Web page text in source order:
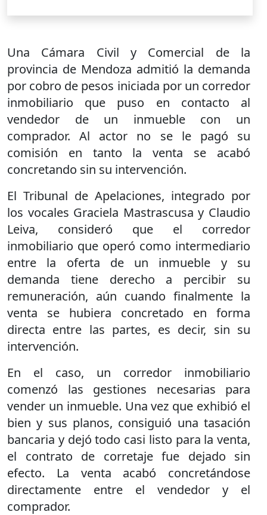
Una Cámara Civil y Comercial de la
provincia de Mendoza admitió la demanda
por cobro de pesos iniciada por un corredor
inmobiliario que puso en contacto al
vendedor de un inmueble con un
comprador. Al actor no se le pagó su
comisión en tanto la venta se acabó
concretando sin su intervención.
El Tribunal de Apelaciones, integrado por
los vocales Graciela Mastrascusa y Claudio
Leiva, consideró que el corredor
inmobiliario que operó como intermediario
entre la oferta de un inmueble y su
demanda tiene derecho a percibir su
remuneración, aún cuando finalmente la
venta se hubiera concretado en forma
directa entre las partes, es decir, sin su
intervención.
En el caso, un corredor inmobiliario
comenzó las gestiones necesarias para
vender un inmueble. Una vez que exhibió el
bien y sus planos, consiguió una tasación
bancaria y dejó todo casi listo para la venta,
el contrato de corretaje fue dejado sin
efecto. La venta acabó concretándose
directamente entre el vendedor y el
comprador.